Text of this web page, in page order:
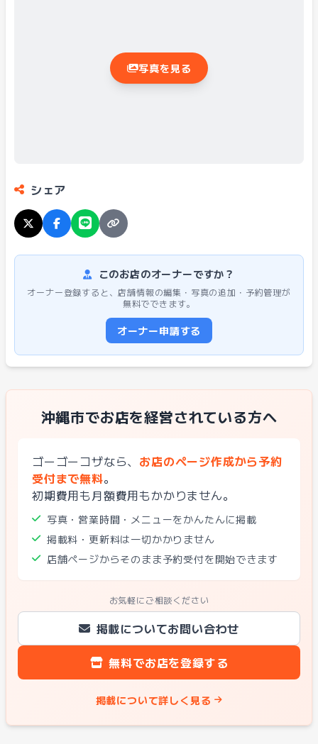
写真を見る
シェア
このお店のオーナーですか？
オーナー登録すると、店舗情報の編集・写真の追加・予約管理が
無料でできます。
オーナー申請する
沖縄市でお店を経営されている方へ
ゴーゴーコザなら、 お店のページ作成から予約
受付まで無料。
初期費用も月額費用もかかりません。
写真・営業時間・メニューをかんたんに掲載
掲載料・更新料は一切かかりません
店舗ページからそのまま予約受付を開始できます
お気軽にご相談ください
掲載についてお問い合わせ
無料でお店を登録する
掲載について詳しく見る